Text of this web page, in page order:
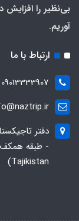
بی‌نظیر را
آوریم.
ارتباط با ما
09013333907
دفتر
Tajikistan)